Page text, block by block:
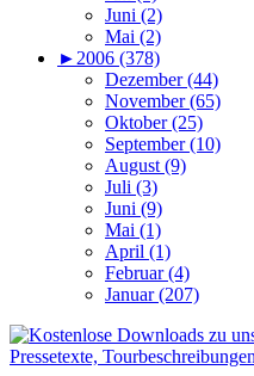
Juni (2)
Mai (2)
► 2006 (378)
Dezember (44)
November (65)
Oktober (25)
September (10)
August (9)
Juli (3)
Juni (9)
Mai (1)
April (1)
Februar (4)
Januar (207)